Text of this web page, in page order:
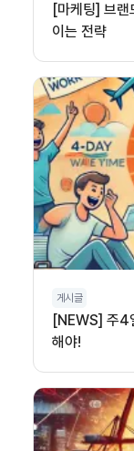
[마케팅] 브
이는 전략
게시글
[NEWS] 주4
해야!